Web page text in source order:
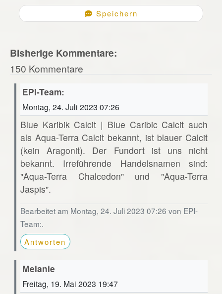
Speichern
Bisherige Kommentare:
150 Kommentare
EPI-Team:
Montag, 24. Juli 2023 07:26
Blue Karibik Calcit | Blue Caribic Calcit auch
als Aqua-Terra Calcit bekannt, ist blauer Calcit
(kein Aragonit). Der Fundort ist uns nicht
bekannt. Irreführende Handelsnamen sind:
"Aqua-Terra Chalcedon" und "Aqua-Terra
Jaspis".
Bearbeitet am Montag, 24. Juli 2023 07:26 von EPI-
Team:.
Antworten
Melanie
Freitag, 19. Mai 2023 19:47